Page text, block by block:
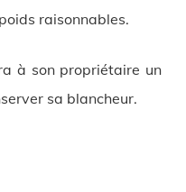
raisonnables.
à son propriétaire un
sa blancheur.